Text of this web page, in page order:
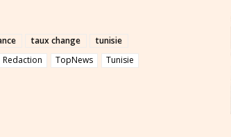
taux change
tunisie
Redaction TopNews Tunisie